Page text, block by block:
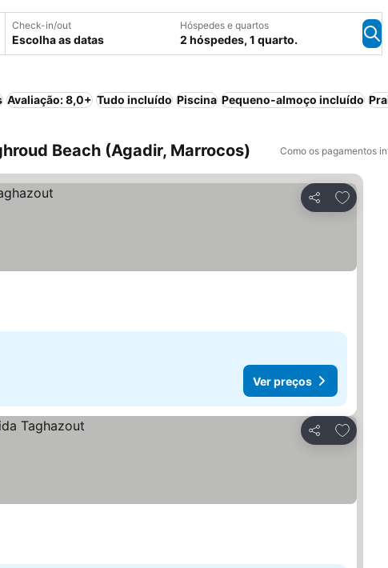
Check-in/out
Escolha as datas
Hóspedes e quartos
2 hóspedes, 1 quarto.
Avaliação: 8,0+ Tudo incluído Piscina Pequeno-almoço incluído
Beach (Agadir, Marrocos) Como os pagamentos
Partilhar
Ver preços
Partilhar